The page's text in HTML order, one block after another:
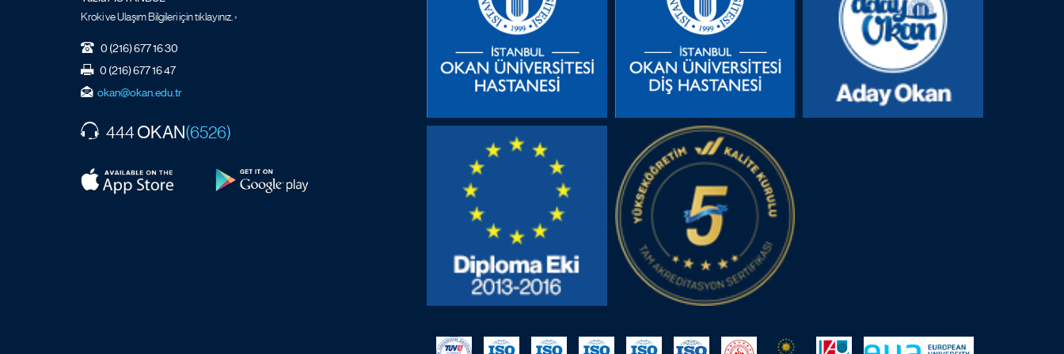
Kroki ve Ulaşım Bilgileri için tıklayınız. ›
0 (216) 677 16 30
0 (216) 677 16 47
okan@okan.edu.tr
444OKAN(6526)